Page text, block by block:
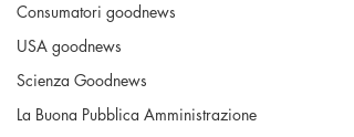
Consumatori goodnews
USA goodnews
Scienza Goodnews
La Buona Pubblica Amministrazione